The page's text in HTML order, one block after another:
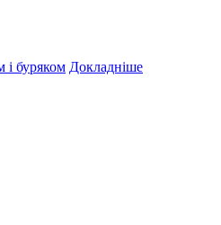
і буряком Докладніше